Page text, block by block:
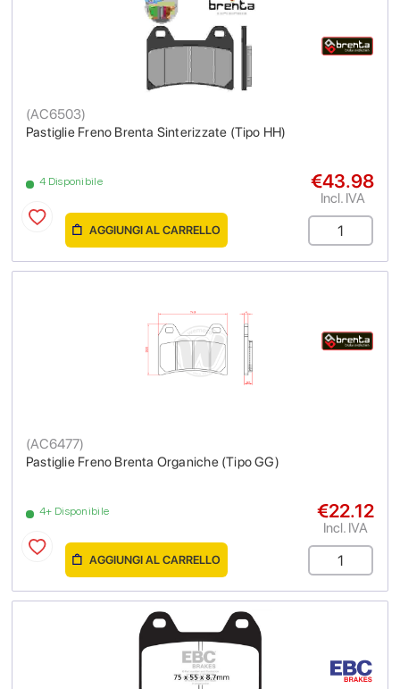
Pastiglie Freno Brenta Sinterizzate (Tipo HH)
(AC6503)
4 Disponibile €43.98
Incl. IVA
AGGIUNGI AL CARRELLO
Pastiglie Freno Brenta Organiche (Tipo GG)
(AC6477)
4+ Disponibile €22.12
Incl. IVA
AGGIUNGI AL CARRELLO